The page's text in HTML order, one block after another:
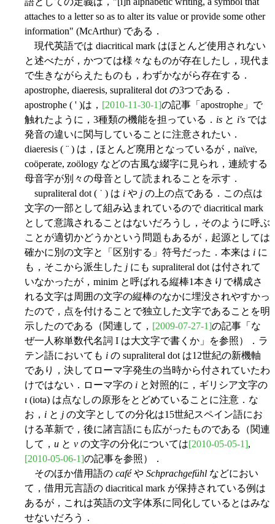
attaches to a letter so as to alter its value or provide some other
information" (McArthur) である．
現代英語では diacritical mark はほとんど使用されない
と述べたが，かつては様々なものが存在したし，現代ま
で生きながらえたものも，わずかながら存在する．
apostrophe, diaeresis, supraliteral dot の3つである．
apostrophe ( ' )は， [2010-11-30-1]の記事「apostrophe」で
触れたように，3種類の機能を担っている． is と i's では
発音の違いに関与していることに注意されたい．
diaeresis ( ¨ ) は，ほとんど廃用となっているが，naïve,
coöperate, zoölogy などの古風な綴字に見られ，連続する
母音字が別々の母音として読まれることを示す．
supraliteral dot ( ˙ ) は i や j の上の点である．この点は
文字の一部として組み込まれているので diacritical mark
として意識されることはないだろうし，そのように呼ぶ
ことが適切かどうかという問題もあるが，起源としては
確かに別の文字と「区別する」符号だった．本来は i に
も，そこから派生した j にも supraliteral dot は付されて
いなかったが，minim と呼ばれる縦棒1本きりで構成さ
れる文字は周囲の文字の縦棒のなかに埋没されやすかっ
たので，点を付けることで独立した文字であることを明
示したのである（関連して， [2009-07-27-1]の記事「な
ぜ一人称単数代名詞 I は大文字で書くか」を参照）．ラ
テン語においても i の supraliteral dot は12世紀の新機軸
であり，決してローマ字発生の当時から付されていたわ
けではない．ローマ字の i と対照的に，ギリシア文字の
ι (iota) は点なしの原形をとどめていることに注意．な
お， i と j の文字としての分化は15世紀スペイン語にお
ける革新で，後に諸言語にも広がったものである（関連
して， u と v の文字の分化については[2010-05-05-1],
[2010-05-06-1]の記事を参照）．
そのほか借用語の caféや Schprachgefühl などにおい
て，借用元言語の diacritical mark が保持されている例は
あるが，これは英語の文字体系に同化しているとはみな
せないだろう．